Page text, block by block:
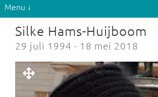
Menu ↓
Silke Hams-Huijboom
29 juli 1994 - 18 mei 2018